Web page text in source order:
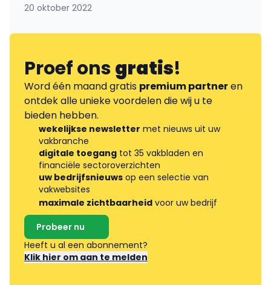
20 oktober 2022
Proef onsgratis!
Word één maand gratis premium partneren
ontdek alle unieke voordelen die wij u te
bieden hebben.
wekelijkse newsletter met nieuws uit uw
vakbranche
digitale toegang tot 35 vakbladen en
financiële sectoroverzichten
uw bedrijfsnieuws op een selectie van
vakwebsites
maximale zichtbaarheid voor uw bedrijf
Probeer nu
Heeft u al een abonnement?
Klik hier om aan te melden